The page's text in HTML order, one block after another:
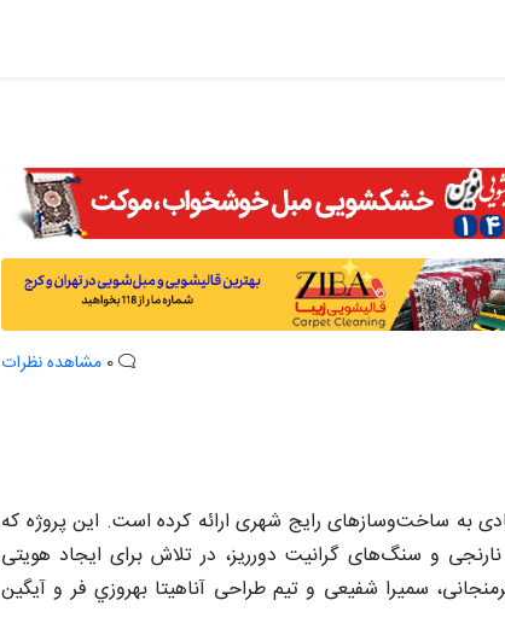
مشاهده نظرات
به ساخت‌وسازهای رایج شهری ارائه کرده است. این پروژه که
رنگ نارنجی و سنگ‌های گرانیت دورریز، در تلاش برای ایجاد هویتی
سمیرا شفیعی و تیم طراحی آﻧﺎﻫﯿﺘﺎ ﺑﻬﺮوزي ﻓﺮ و آﯾﮕﯿﻦ